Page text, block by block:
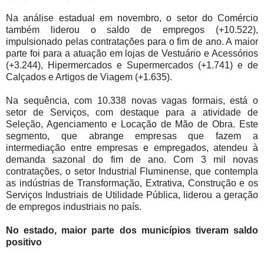
Na análise estadual em novembro, o setor do Comércio
também liderou o saldo de empregos (+10.522),
impulsionado pelas contratações para o fim de ano. A maior
parte foi para a atuação em lojas de Vestuário e Acessórios
(+3.244), Hipermercados e Supermercados (+1.741) e de
Calçados e Artigos de Viagem (+1.635).
Na sequência, com 10.338 novas vagas formais, está o
setor de Serviços, com destaque para a atividade de
Seleção, Agenciamento e Locação de Mão de Obra. Este
segmento, que abrange empresas que fazem a
intermediação entre empresas e empregados, atendeu à
demanda sazonal do fim de ano. Com 3 mil novas
contratações, o setor Industrial Fluminense, que contempla
as indústrias de Transformação, Extrativa, Construção e os
Serviços Industriais de Utilidade Pública, liderou a geração
de empregos industriais no país.
No estado, maior parte dos municípios tiveram saldo
positivo